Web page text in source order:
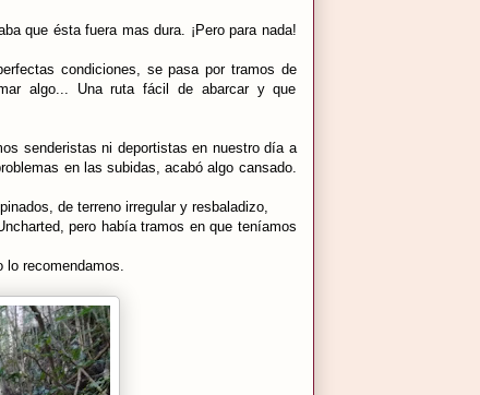
que ésta fuera mas dura. ¡Pero para nada!
condiciones, se pasa por tramos de
algo... Una ruta fácil de abarcar y que
senderistas ni deportistas en nuestro día a
en las subidas, acabó algo cansado.
de terreno irregular y resbaladizo,
pero había tramos en que teníamos
recomendamos.